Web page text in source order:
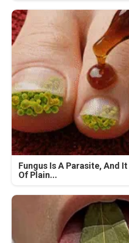
Fungus Is A Parasite, And
Of Plain...